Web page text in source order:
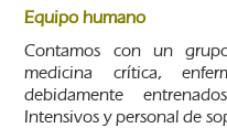
Equipo humano
Contamos con un
medicina crítica,
debidamente
Intensivos y personal de